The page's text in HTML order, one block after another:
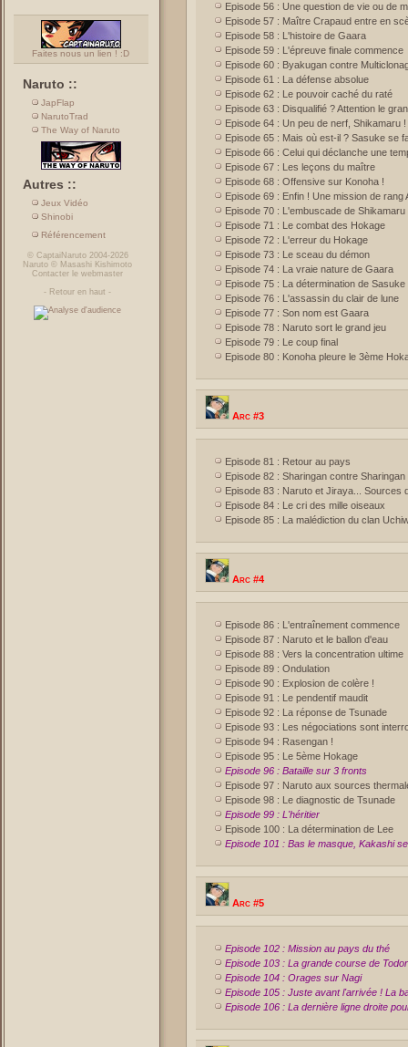
Faites nous un lien ! :D
Naruto ::
JapFlap
NarutoTrad
The Way of Naruto
Autres ::
Jeux Vidéo
Shinobi
Référencement
© CaptaiNaruto2004-2026
Naruto © Masashi Kishimoto
Contacter le webmaster
- Retour en haut -
Episode 56 : Une question de vie ou de
Episode 57 : Maître Crapaud entre en
Episode 58 : L'histoire de Gaara
Episode 59 : L'épreuve finale commence
Episode 60 : Byakugan contre
Episode 61 : La défense absolue
Episode 62 : Le pouvoir caché du raté
Episode 63 : Disqualifié ? Attention le
Episode 64 : Un peu de nerf, Shikamaru !
Episode 65 : Mais où est-il ? Sasuke se
Episode 66 : Celui qui déclanche une
Episode 67 : Les leçons du maître
Episode 68 : Offensive sur Konoha !
Episode 69 : Enfin ! Une mission de rang
Episode 70 : L'embuscade de Shikamaru
Episode 71 : Le combat des Hokage
Episode 72 : L'erreur du Hokage
Episode 73 : Le sceau du démon
Episode 74 : La vraie nature de Gaara
Episode 75 : La détermination de Sasuke
Episode 76 : L'assassin du clair de lune
Episode 77 : Son nom est Gaara
Episode 78 : Naruto sort le grand jeu
Episode 79 : Le coup final
Episode 80 : Konoha pleure le 3ème
Arc #3
Episode 81 : Retour au pays
Episode 82 : Sharingan contre Sharingan
Episode 83 : Naruto et Jiraya... Sources
Episode 84 : Le cri des mille oiseaux
Episode 85 : La malédiction du clan
Arc #4
Episode 86 : L'entraînement commence
Episode 87 : Naruto et le ballon d'eau
Episode 88 : Vers la concentration ultime
Episode 89 : Ondulation
Episode 90 : Explosion de colère !
Episode 91 : Le pendentif maudit
Episode 92 : La réponse de Tsunade
Episode 93 : Les négociations sont
Episode 94 : Rasengan !
Episode 95 : Le 5ème Hokage
Episode 96 : Bataille sur 3 fronts
Episode 97 : Naruto aux sources
Episode 98 : Le diagnostic de Tsunade
Episode 99 : L'héritier
Episode 100 : La détermination de Lee
Episode 101 : Bas le masque, Kakashi
Arc #5
Episode 102 : Mission au pays du thé
Episode 103 : La grande course de
Episode 104 : Orages sur Nagi
Episode 105 : Juste avant l'arrivée ! La
Episode 106 : La dernière ligne droite